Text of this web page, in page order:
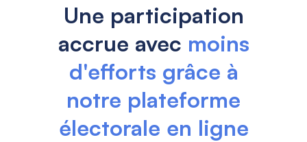
Une participation
accrue avec moins
d'efforts grâce à
notre plateforme
électorale en ligne